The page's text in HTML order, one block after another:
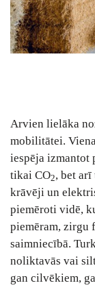
Arvien lielāka
mobilitātei.
iespēja izmantot
tikai CO2, bet
krāvēji un
piemēroti vidē,
piemēram, zirgu
saimniecībā.
noliktavās vai
gan cilvēkiem,